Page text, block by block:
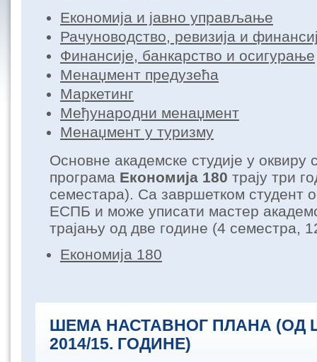
Економија и јавно управљање
Рачуноводство, ревизија и
Финансије, банкарство и осигурање
Менаџмент предузећа
Маркетинг
Међународни менаџмент
Менаџмент у туризму
Основне академске студије у оквиру
програма Економија 180 трају три
семестара). Са завршетком студент
ЕСПБ и може уписати мастер
трајању од две године (4 семестра,
Економија 180
ШЕМА НАСТАВНОГ ПЛАНА (ОД
2014/15. ГОДИНЕ)